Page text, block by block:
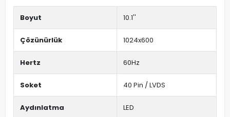
Boyut 10.1''
Çözünürlük 1024x600
Hertz 60Hz
Soket 40 Pin / LVDS
Aydınlatma LED